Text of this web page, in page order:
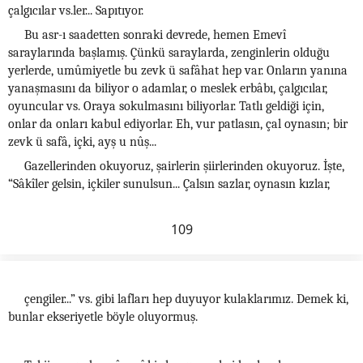
çalgıcılar vs.ler... Sapıtıyor.
Bu asr-ı saadetten sonraki devrede, hemen Emevî
saraylarında başlamış. Çünkü saraylarda, zenginlerin olduğu
yerlerde, umûmiyetle bu zevk ü safâhat hep var. Onların yanına
yanaşmasını da biliyor o adamlar, o meslek erbâbı, çalgıcılar,
oyuncular vs. Oraya sokulmasını biliyorlar. Tatlı geldiği için,
onlar da onları kabul ediyorlar. Eh, vur patlasın, çal oynasın; bir
zevk ü safâ, içki, ayş u nûş...
Gazellerinden okuyoruz, şairlerin şiirlerinden okuyoruz. İşte,
“Sâkîler gelsin, içkiler sunulsun... Çalsın sazlar, oynasın kızlar,
109
çengiler...” vs. gibi lafları hep duyuyor kulaklarımız. Demek ki,
bunlar ekseriyetle böyle oluyormuş.